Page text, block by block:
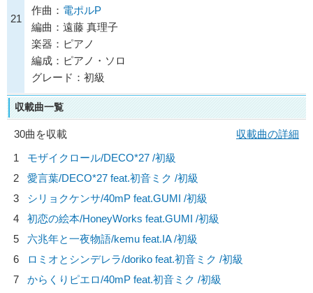
21
作曲： 電ポルP
編曲：遠藤 真理子
楽器：ピアノ
編成：ピアノ・ソロ
グレード：初級
収載曲一覧
30曲を収載
収載曲の詳細
1
モザイクロール/DECO*27 /初級
2
愛言葉/DECO*27 feat.初音ミク /初級
3
シリョクケンサ/40mP feat.GUMI /初級
4
初恋の絵本/HoneyWorks feat.GUMI /初級
5
六兆年と一夜物語/kemu feat.IA/初級
6
ロミオとシンデレラ/doriko feat.初音ミク /初級
7
からくりピエロ/40mP feat.初音ミク /初級